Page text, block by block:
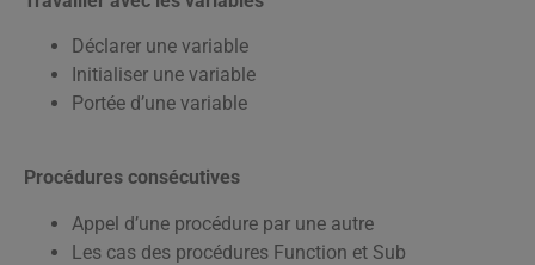
Déclarer une variable
Initialiser une variable
Portée d’une variable
Procédures consécutives
Appel d’une procédure par une autre
Les cas des procédures Function et Sub